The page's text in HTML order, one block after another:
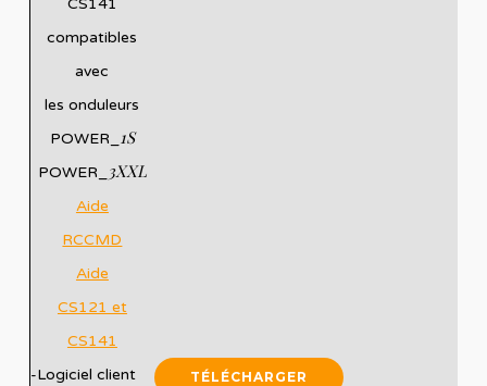
CS141
compatibles
avec
les onduleurs
POWER_ 1S
POWER_ 3XXL
Aide
RCCMD
Aide
CS121 et
CS141
-Logiciel client
TÉLÉCHARGER